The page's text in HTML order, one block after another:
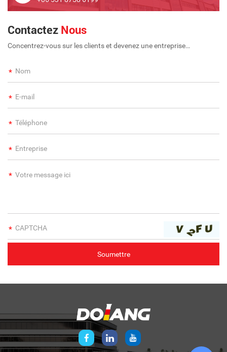
Contactez Nous
Concentrez-vous sur les clients et devenez une entreprise